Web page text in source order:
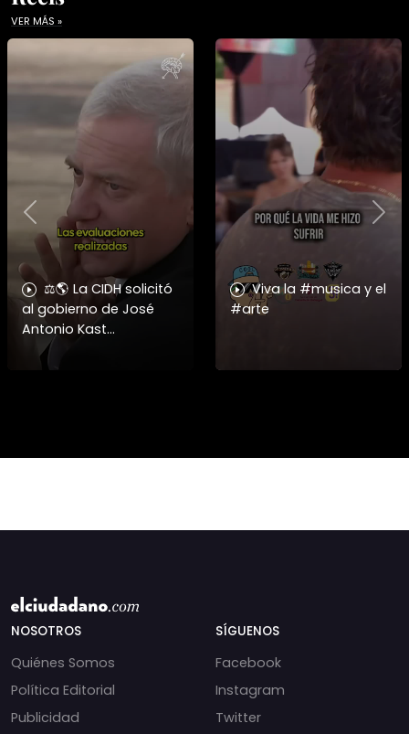
VER MÁS »
⚖️🌎 La CIDH solicitó
al gobierno de José
Antonio Kast
información detallada
sobre cambios
Viva la #musica y el
#arte
Previous
NOSOTROS
Quiénes Somos
Política Editorial
Publicidad
SÍGUENOS
Facebook
Instagram
Twitter